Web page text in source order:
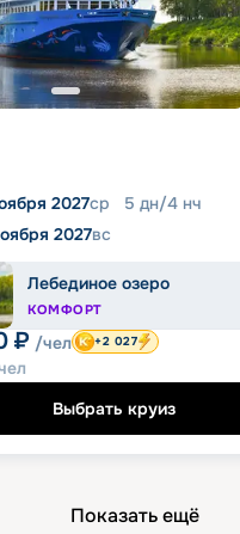
2027ср 5 дн/4 нч
2027вс
Лебединое озеро
КОМФОРТ
₽ /чел +2 027
Выбрать круиз
Показать ещё